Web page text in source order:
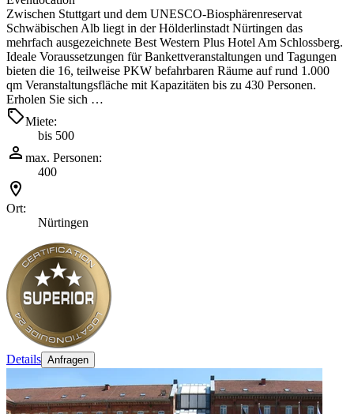
Zwischen Stuttgart und dem UNESCO-Biosphärenreservat
Schwäbischen Alb liegt in der Hölderlinstadt Nürtingen das
mehrfach ausgezeichnete Best Western Plus Hotel Am Schlossberg.
Ideale Voraussetzungen für Bankettveranstaltungen und Tagungen
bieten die 16, teilweise PKW befahrbaren Räume auf rund 1.000
qm Veranstaltungsfläche mit Kapazitäten bis zu 430 Personen.
Erholen Sie sich …
Miete:
bis 500
max. Personen:
400
Ort:
Nürtingen
Details Anfragen